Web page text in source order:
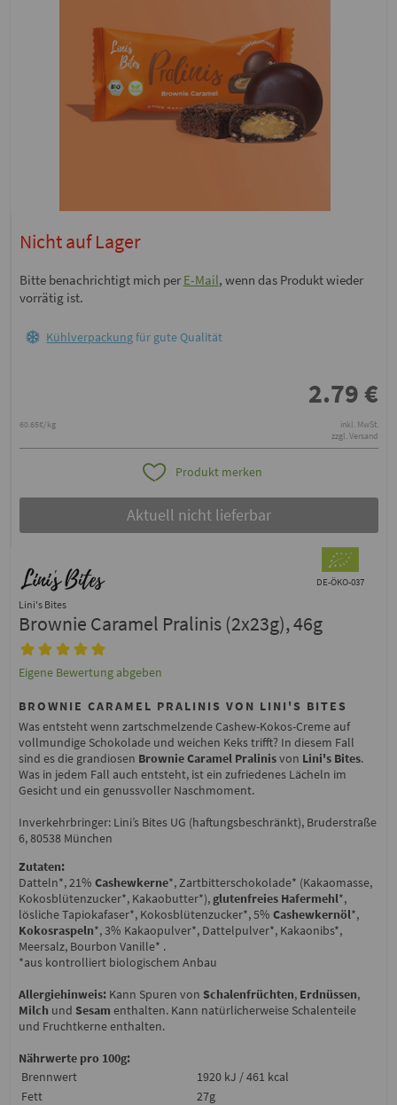
Nicht auf Lager
Bitte benachrichtigt mich per E-Mail, wenn das Produkt wieder
vorrätig ist.
Kühlverpackungfür gute Qualität
2.79€
60.65€/kg
inkl. MwSt.
zzgl. Versand
Produkt merken
Aktuell nicht lieferbar
DE-ÖKO-037
Lini's Bites
Brownie Caramel Pralinis (2x23g), 46g
Eigene Bewertung abgeben
BROWNIE CARAMEL PRALINIS VON LINI'S BITES
Was entsteht wenn zartschmelzende Cashew-Kokos-Creme auf
vollmundige Schokolade und weichen Keks trifft? In diesem Fall
sind es die grandiosen Brownie Caramel Pralinisvon Lini's Bites.
Was in jedem Fall auch entsteht, ist ein zufriedenes Lächeln im
Gesicht und ein genussvoller Naschmoment.
Inverkehrbringer: Lini’s Bites UG (haftungsbeschränkt), Bruderstraße
6, 80538 München
Zutaten:
Datteln*, 21% Cashewkerne*, Zartbitterschokolade* (Kakaomasse,
Kokosblütenzucker*, Kakaobutter*),glutenfreies Hafermehl*,
lösliche Tapiokafaser*, Kokosblütenzucker*, 5% Cashewkernöl*,
Kokosraspeln*, 3% Kakaopulver*, Dattelpulver*, Kakaonibs*,
Meersalz, Bourbon Vanille* .
*aus kontrolliert biologischem Anbau
Allergiehinweis:Kann Spuren von Schalenfrüchten, Erdnüssen,
Milch und Sesam enthalten. Kann natürlicherweise Schalenteile
und Fruchtkerne enthalten.
Nährwerte pro 100g:
Brennwert
1920 kJ / 461 kcal
Fett
27g